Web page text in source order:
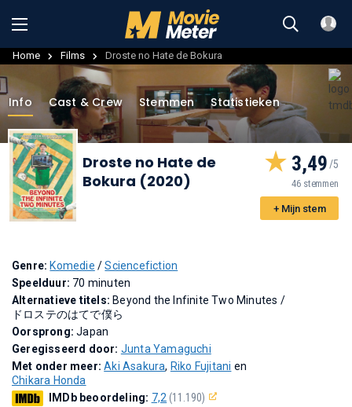
Home Films Droste no Hate de Bokura
Info Cast & Crew Stemmen Statistieken
Droste no Hate de
Bokura (2020)
3,49
46 stemmen
+ Mijn stem
Genre: Komedie /Sciencefiction
Speelduur: 70 minuten
Alternatieve titels: Beyond the Infinite Two Minutes /
ドロステのはてで僕ら
Oorsprong:Japan
Geregisseerd door: Junta Yamaguchi
Met onder meer:Aki Asakura, Riko Fujitani en
Chikara Honda
IMDb beoordeling: 7,2 (11.190)